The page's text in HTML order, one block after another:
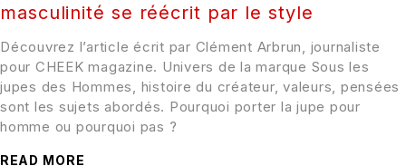
masculinité se réécrit par le style
Découvrez l’article écrit par Clément Arbrun, journaliste
pour CHEEK magazine. Univers de la marque Sous les
jupes des Hommes, histoire du créateur, valeurs, pensées
sont les sujets abordés. Pourquoi porter la jupe pour
homme ou pourquoi pas ?
READ MORE